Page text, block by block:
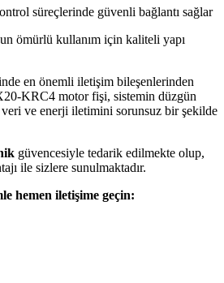
süreçlerinde güvenli bağlantı sağlar
ömürlü kullanım için kaliteli yapı
en önemli iletişim bileşenlerinden
KRC4 motor fişi, sistemin düzgün
veri ve enerji iletimini sorunsuz bir şekilde
güvencesiyle tedarik edilmekte olup,
ile sizlere sunulmaktadır.
hemen iletişime geçin: